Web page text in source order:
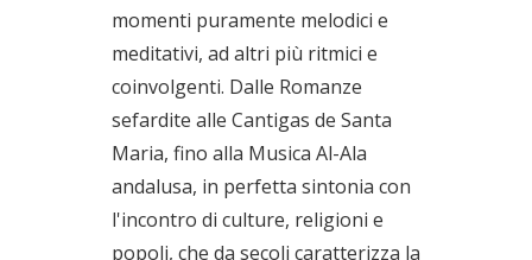
momenti puramente melodici e
meditativi, ad altri più ritmici e
coinvolgenti. Dalle Romanze
sefardite alle Cantigas de Santa
Maria, fino alla Musica Al-Ala
andalusa, in perfetta sintonia con
l'incontro di culture, religioni e
popoli, che da secoli caratterizza la